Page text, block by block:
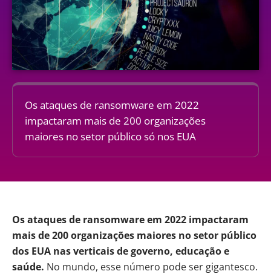
Os ataques de ransomware em 2022
impactaram mais de 200 organizações
maiores no setor público só nos EUA
Os ataques de ransomwareem 2022 impactaram
mais de 200 organizações maiores no setor público
dos EUA nas verticais de governo, educação e
saúde. No mundo, esse número pode ser gigantesco.